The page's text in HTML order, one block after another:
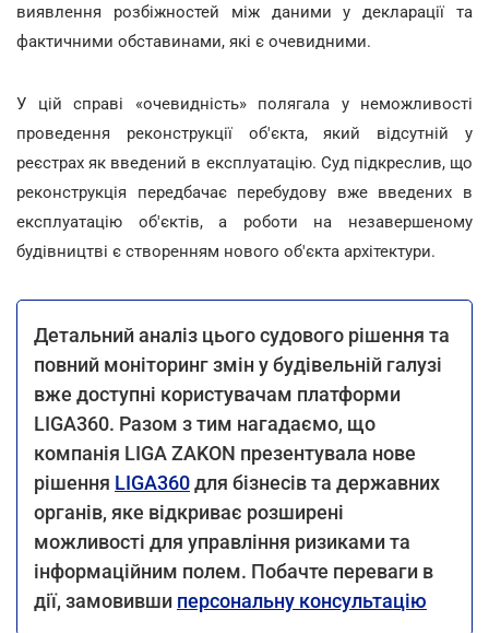
виявлення розбіжностей між даними у декларації та
фактичними обставинами, які є очевидними.
У цій справі «очевидність» полягала у неможливості
проведення реконструкції об'єкта, який відсутній у
реєстрах як введений в експлуатацію. Суд підкреслив, що
реконструкція передбачає перебудову вже введених в
експлуатацію об'єктів, а роботи на незавершеному
будівництві є створенням нового об'єкта архітектури.
Детальний аналіз цього судового рішення та
повний моніторинг змін у будівельній галузі
вже доступні користувачам платформи
LIGA360. Разом з тим нагадаємо, що
компанія LIGA ZAKON презентувала нове
рішення LIGA360для бізнесів та державних
органів, яке відкриває розширені
можливості для управління ризиками та
інформаційним полем. Побачте переваги в
дії, замовивши персональну консультацію